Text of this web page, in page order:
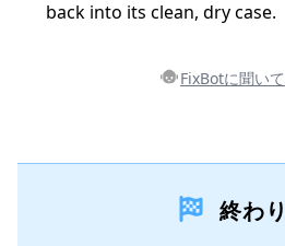
back into its clean, dry case.
FixBotに聞い
終わ